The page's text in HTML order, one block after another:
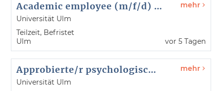
Academic employee (m/f/d) - Institute of Software Engineering and Programming Languages - reference no. 26122
Universität Ulm
Teilzeit, Befristet
Ulm
mehr
vor 5 Tagen
Approbierte/r psychologische/r Psychotherapeut/in oder Kinder- und Jugendlichenpsychotherapeut/in (m/w/d) - Psychotherapeutische Hochschulambulanz (PHSA) - Referenz-Nr. 26119
Universität Ulm
mehr